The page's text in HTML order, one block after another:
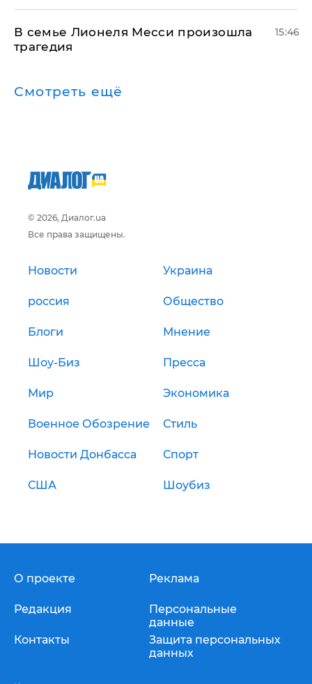
В семье Лионеля Месси произошла
трагедия
15:46
Смотреть ещё
© 2026, Диалог.ua
Все права защищены.
Новости Украина
россия Общество
Блоги Мнение
Шоу-Биз Пресса
Мир Экономика
Военное Обозрение Стиль
Новости Донбасса Спорт
США Шоубиз
О проекте
Редакция
Контакты
Реклама
Персональные
данные
Защита персональных
данных